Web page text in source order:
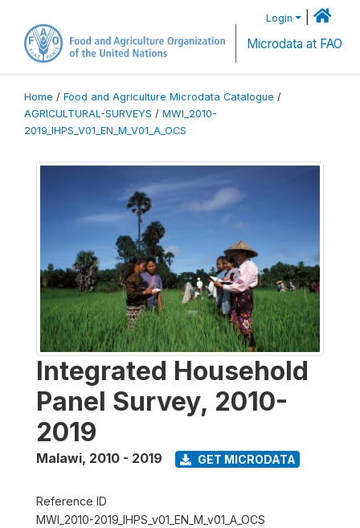
Login
Microdata at FAO
Home / Food and Agriculture Microdata Catalogue /
AGRICULTURAL-SURVEYS / MWI_2010-
2019_IHPS_V01_EN_M_V01_A_OCS
Integrated Household
Panel Survey, 2010-
2019
Malawi, 2010 - 2019 GET MICRODATA
Reference ID
MWI_2010-2019_IHPS_v01_EN_M_v01_A_OCS